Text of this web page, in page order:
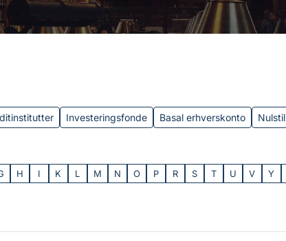
Investeringsfonde Basal erhverskonto Nulstil
H I K L M N O P R S T U V Y